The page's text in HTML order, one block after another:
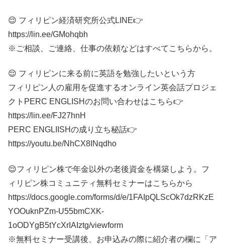
😌 フィリピン経済研究所公式LINE👉
https://lin.ee/GMohqbh
※ご相談、ご連絡、仕事の依頼などはすべてこちらから。
😌 フィリピンに来る前に英語を勉強したいという方
フィリピン人の雇用を促進するオンライン英会話プロジェ
クトPERC ENGLISHのお問い合わせはこちら👉
https://lin.ee/FJ27hnH
PERC ENGLIISHの成り立ち秘話👉
https://youtu.be/NhCX8INqdho
😌フィリピン株で年金以外の老後資金を構築しよう。フ
ィリピン株コミュニティ無料セミナーはこちらから
https://docs.google.com/forms/d/e/1FAIpQLScOk7dzRKzE
YOOuknPZm-U55bmCXK-
1oODYgB5tYcXrIAIztg/viewform
※無料セミナー受講後、お申込みの際に紹介者の欄に「ア